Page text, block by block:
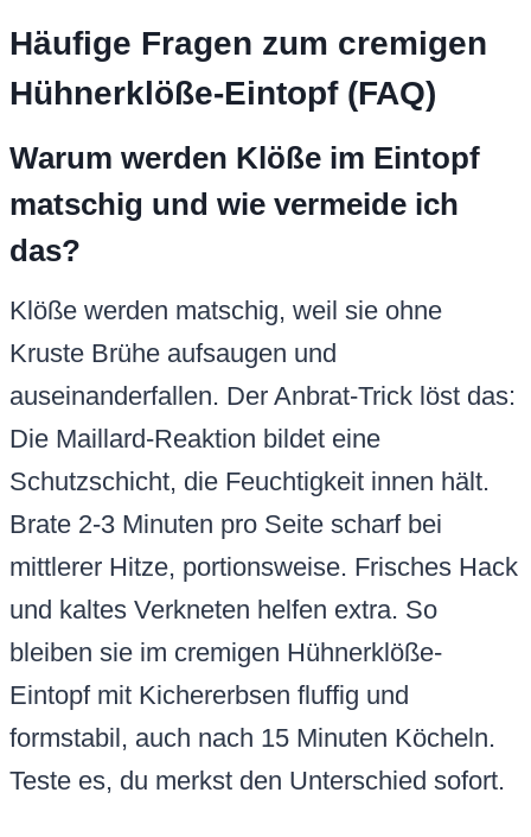
Häufige Fragen zum cremigen
Hühnerklöße-Eintopf (FAQ)
Warum werden Klöße im Eintopf
matschig und wie vermeide ich
das?
Klöße werden matschig, weil sie ohne
Kruste Brühe aufsaugen und
auseinanderfallen. Der Anbrat-Trick löst das:
Die Maillard-Reaktion bildet eine
Schutzschicht, die Feuchtigkeit innen hält.
Brate 2-3 Minuten pro Seite scharf bei
mittlerer Hitze, portionsweise. Frisches Hack
und kaltes Verkneten helfen extra. So
bleiben sie im cremigen Hühnerklöße-
Eintopf mit Kichererbsen fluffig und
formstabil, auch nach 15 Minuten Köcheln.
Teste es, du merkst den Unterschied sofort.